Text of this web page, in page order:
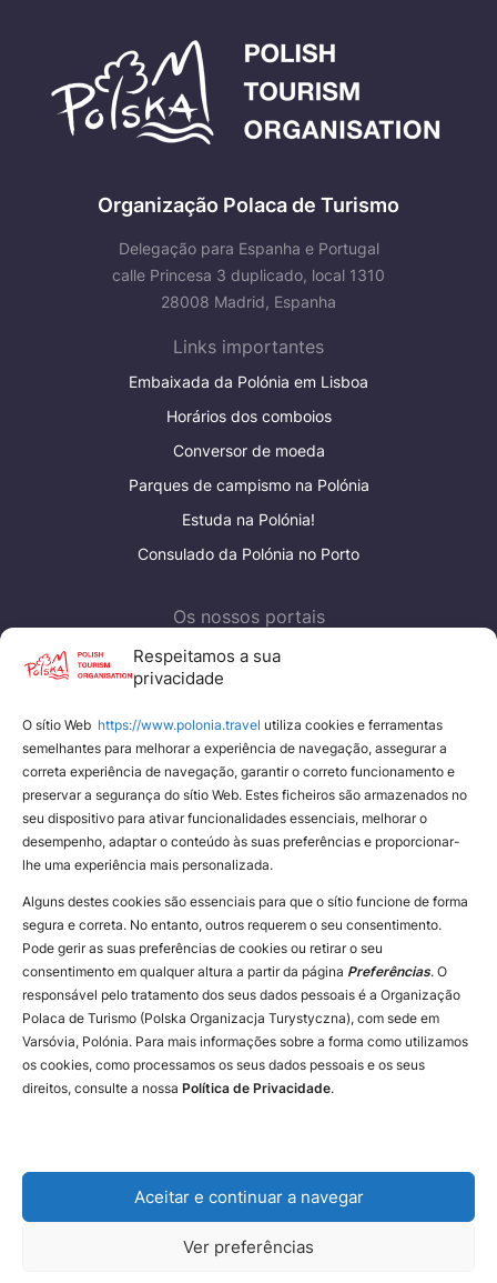
Respeitamos a sua
privacidade
O sítio Web https://www.polonia.travel utiliza cookies e ferramentas
semelhantes para melhorar a experiência de navegação, assegurar a
correta experiência de navegação, garantir o correto funcionamento e
preservar a segurança do sítio Web. Estes ficheiros são armazenados no
seu dispositivo para ativar funcionalidades essenciais, melhorar o
desempenho, adaptar o conteúdo às suas preferências e proporcionar-
lhe uma experiência mais personalizada.
Alguns destes cookies são essenciais para que o sítio funcione de forma
segura e correta. No entanto, outros requerem o seu consentimento.
Pode gerir as suas preferências de cookies ou retirar o seu
consentimento em qualquer altura a partir da página Preferências. O
responsável pelo tratamento dos seus dados pessoais é a Organização
Polaca de Turismo (Polska Organizacja Turystyczna), com sede em
Varsóvia, Polónia. Para mais informações sobre a forma como utilizamos
os cookies, como processamos os seus dados pessoais e os seus
direitos, consulte a nossa Política de Privacidade.
Aceitar e continuar a navegar
Ver preferências
Organização Polaca de Turismo
Delegação para Espanha e Portugal
calle Princesa 3 duplicado, local 1310
28008 Madrid, Espanha
Links importantes
Embaixada da Polónia em Lisboa
Horários dos comboios
Conversor de moeda
Parques de campismo na Polónia
Estuda na Polónia!
Consulado da Polónia no Porto
Os nossos portais
Polish Tourism Organisation
Eden Poland
Nossos portais
YouTube
Instagram
Facebook
Contacte-nosDeclaration of availabilityThe Privacy & Cookies Policy
Copyright © 2025 Polish Tourism Organisation